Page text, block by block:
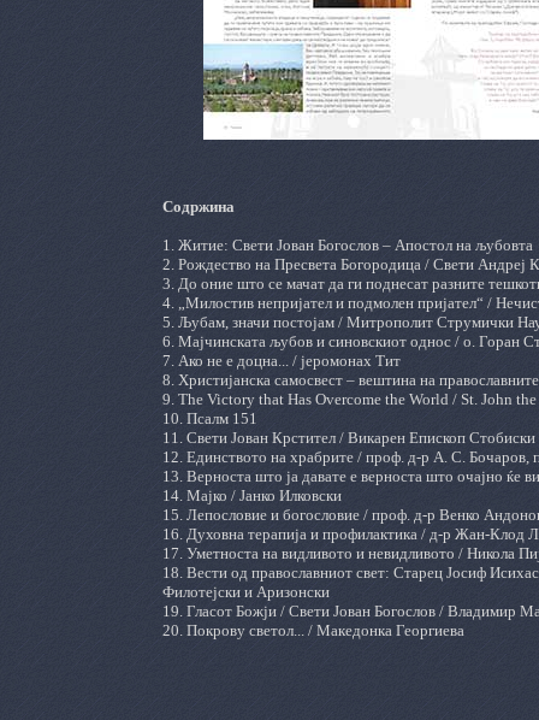
Содржина
1. Житие: Свети Јован Богослов – Апостол на љубовта
2. Рождество на Пресвета Богородица / Свети Андреј
3. До оние што се мачат да ги поднесат разните
4. „Милостив непријател и подмолен пријател“ /
5. Љубам, значи постојам / Митрополит Струмички
6. Мајчинската љубов и синовскиот однос / о. Горан
7. Ако не е доцна... / јеромонах Тит
8. Христијанскa самосвест – вештина на
9. The Victory that Has Overcome the World / St. John
10. Псалм 151
11. Свети Јован Крстител / Викарен Епископ Стобиски
12. Единството на храбрите / проф. д-р А. С.
13. Верноста што ја давате е верноста што очајно ќе
14. Мајко / Јанко Илковски
15. Лепословие и богословие / проф. д-р Венко
16. Духовна терапија и профилактика / д-р Жан-Клод
17. Уметноста на видливото и невидливото / Никола
18. Вести од православниот свет: Старец Јосиф
Филотејски и Аризонски
19. Гласот Божји / Свети Јован Богослов / Владимир
20. Покрову светол... / Македонка Георгиева